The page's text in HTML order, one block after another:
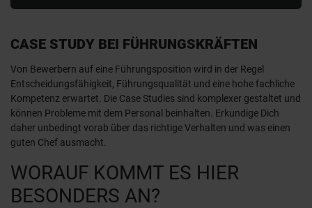
CASE STUDY BEI FÜHRUNGSKRÄFTEN
Von Bewerbern auf eine Führungsposition wird in der Regel
Entscheidungsfähigkeit, Führungsqualität und eine hohe fachliche
Kompetenz erwartet. Die Case Studies sind komplexer gestaltet und
können Probleme mit dem Personal beinhalten. Erkundige Dich
daher unbedingt vorab über das richtige Verhalten und was einen
guten Chef ausmacht.
WORAUF KOMMT ES HIER
BESONDERS AN?